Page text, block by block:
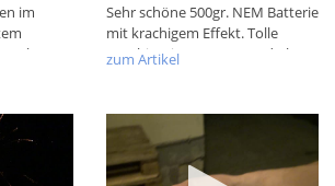
im
als
Sehr schöne 500gr. NEM Batterie
mit krachigem Effekt. Tolle
Kombination aus Rot und Blau
zum Artikel